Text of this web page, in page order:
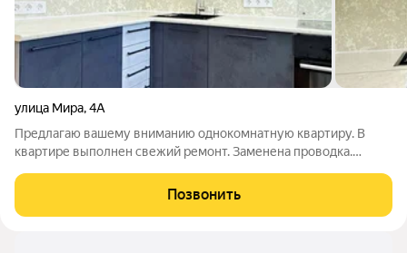
улица Мира,4А
Предлагаю вашему вниманию однокомнатную квартиру. В
квартире выполнен свежий ремонт. Заменена проводка.
Свежие обои и напольное покрытие. В микрорайоне хорошо
развиты инфраструктура. Все в
Позвонить